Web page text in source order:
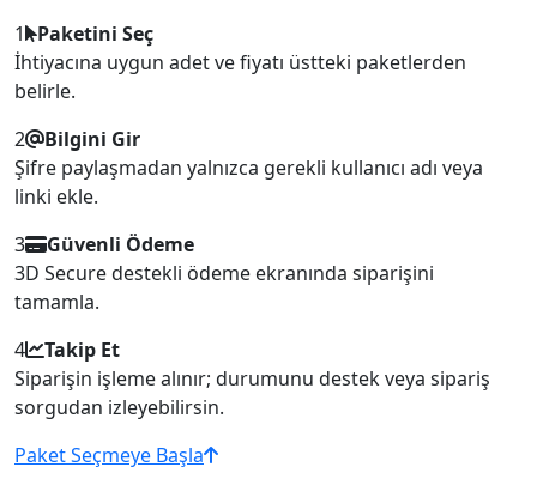
1
Paketini Seç
İhtiyacına uygun adet ve fiyatı üstteki paketlerden
belirle.
2
Bilgini Gir
Şifre paylaşmadan yalnızca gerekli kullanıcı adı veya
linki ekle.
3
Güvenli Ödeme
3D Secure destekli ödeme ekranında siparişini
tamamla.
4
Takip Et
Siparişin işleme alınır; durumunu destek veya sipariş
sorgudan izleyebilirsin.
Paket Seçmeye Başla